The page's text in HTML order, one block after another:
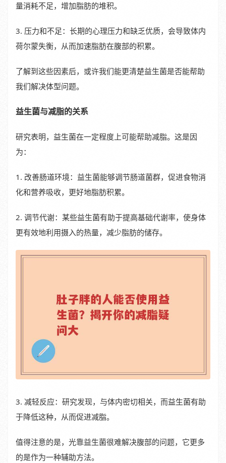
量消耗不足，增加脂肪的堆积。
3. 压力和不足：长期的心理压力和缺乏优质，会导致体内
荷尔蒙失衡，从而加速脂肪在腹部的积累。
了解到这些因素后，或许我们能更清楚益生菌是否能帮助
我们解决体型问题。
益生菌与减脂的关系
研究表明，益生菌在一定程度上可能帮助减脂。这是因
为：
1. 改善肠道环境：益生菌能够调节肠道菌群，促进食物消
化和营养吸收，更好地脂肪积累。
2. 调节代谢：某些益生菌有助于提高基础代谢率，使身体
更有效地利用摄入的热量，减少脂肪的储存。
3. 减轻反应：研究发现，与体内密切相关，而益生菌有助
于降低这种，从而促进减脂。
值得注意的是，光靠益生菌很难解决腹部的问题，它更多
的是作为一种辅助方法。